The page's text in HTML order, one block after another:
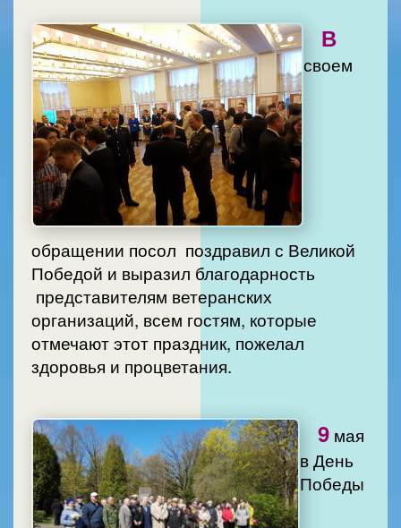
В
своем
обращении посол поздравил с Великой
Победой и выразил благодарность
представителям ветеранских
организаций, всем гостям, которые
отмечают этот праздник, пожелал
здоровья и процветания.
9 мая
в День
Победы